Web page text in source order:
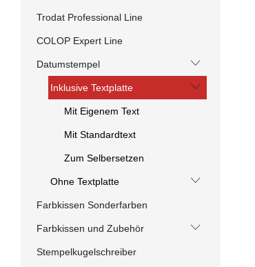
Trodat Professional Line
COLOP Expert Line
Datumstempel
Inklusive Textplatte
Mit Eigenem Text
Mit Standardtext
Zum Selbersetzen
Ohne Textplatte
Farbkissen Sonderfarben
Farbkissen und Zubehör
Stempelkugelschreiber